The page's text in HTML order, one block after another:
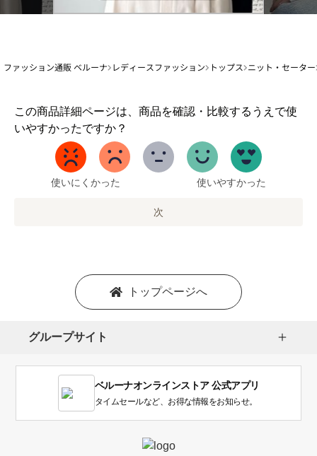
ファッション通販 ベルーナ レディースファッション トップス ニット・セーター
この商品詳細ページは、商品を確認・比較するうえで使
いやすかったですか？
1
か
い
使いにくかった 使いやすかった
次
トップページへ
グループサイト
ベルーナオンラインストア 公式アプリ
タイムセールなど、お得な情報をお知らせ。